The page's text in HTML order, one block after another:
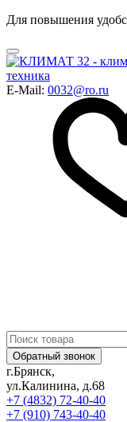
Для повышения
техника
E-Mail: 0032@ro.ru
Обратный звонок
г.Брянск,
ул.Калинина, д.68
+7 (4832) 72-40-40
+7 (910) 743-40-40